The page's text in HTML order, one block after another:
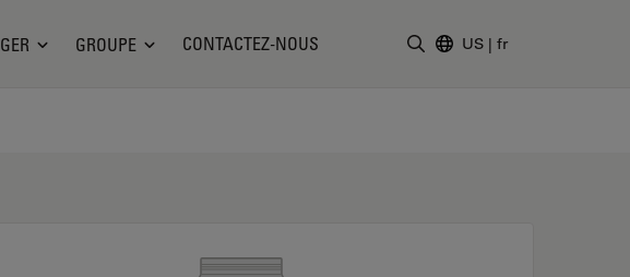
GROUPE CONTACTEZ-NOUS US | fr